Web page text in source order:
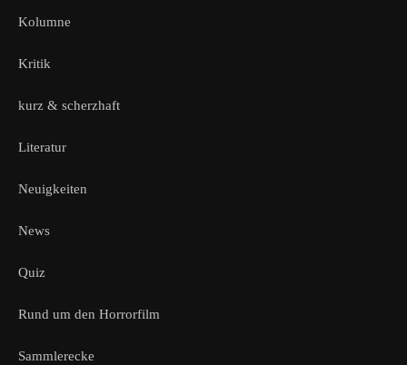
Kolumne
Kritik
kurz & scherzhaft
Literatur
Neuigkeiten
News
Quiz
Rund um den Horrorfilm
Sammlerecke